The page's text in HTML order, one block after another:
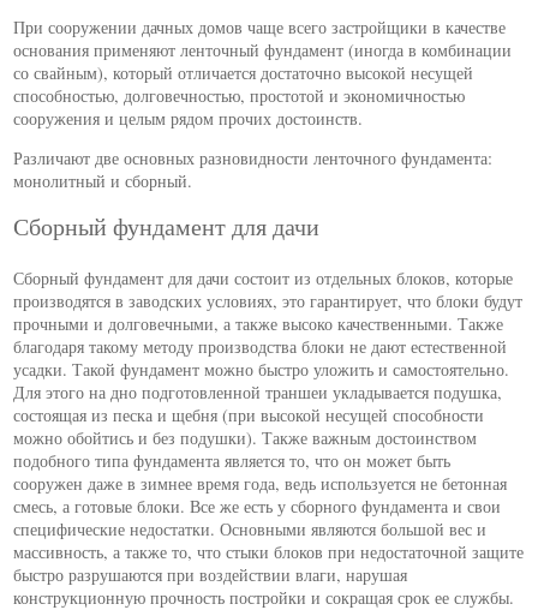
При сооружении дачных домов чаще всего застройщики в качестве
основания применяют ленточный фундамент (иногда в комбинации
со свайным), который отличается достаточно высокой несущей
способностью, долговечностью, простотой и экономичностью
сооружения и целым рядом прочих достоинств.
Различают две основных разновидности ленточного фундамента:
монолитный и сборный.
Сборный фундамент для дачи
Сборный фундамент для дачи состоит из отдельных блоков, которые
производятся в заводских условиях, это гарантирует, что блоки будут
прочными и долговечными, а также высоко качественными. Также
благодаря такому методу производства блоки не дают естественной
усадки. Такой фундамент можно быстро уложить и самостоятельно.
Для этого на дно подготовленной траншеи укладывается подушка,
состоящая из песка и щебня (при высокой несущей способности
можно обойтись и без подушки). Также важным достоинством
подобного типа фундамента является то, что он может быть
сооружен даже в зимнее время года, ведь используется не бетонная
смесь, а готовые блоки. Все же есть у сборного фундамента и свои
специфические недостатки. Основными являются большой вес и
массивность, а также то, что стыки блоков при недостаточной защите
быстро разрушаются при воздействии влаги, нарушая
конструкционную прочность постройки и сокращая срок ее службы.